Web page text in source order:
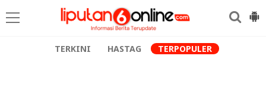
TERKINI HASTAG TERPOPULER